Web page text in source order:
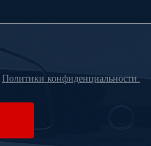
Политики конфиденциальности.